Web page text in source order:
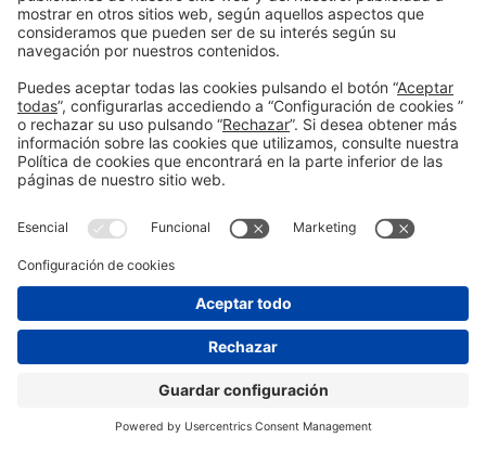
2024)
#edificación ,#promoción,#regeneraciónurbana,
#residencial
Mar 20 12:20h - 12:40h
12:30h